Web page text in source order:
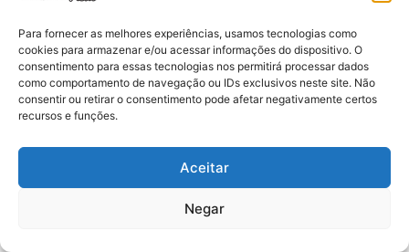
Para fornecer as melhores experiências, usamos tecnologias como
cookies para armazenar e/ou acessar informações do dispositivo. O
consentimento para essas tecnologias nos permitirá processar dados
como comportamento de navegação ou IDs exclusivos neste site. Não
consentir ou retirar o consentimento pode afetar negativamente certos
recursos e funções.
Aceitar
Negar
Eleições 2026: procuradores e
promotores eleitorais realizam
reunião de alinhamento no RN